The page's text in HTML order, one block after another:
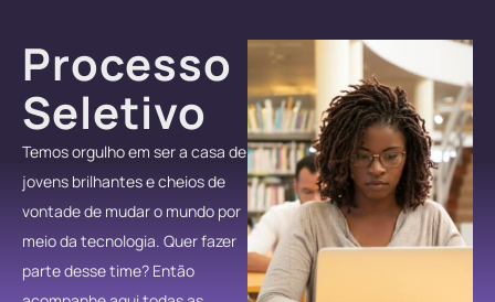
Processo
Seletivo
Temos orgulho em ser a casa de
jovens brilhantes e cheios de
vontade de mudar o mundo por
meio da tecnologia. Quer fazer
parte desse time? Então